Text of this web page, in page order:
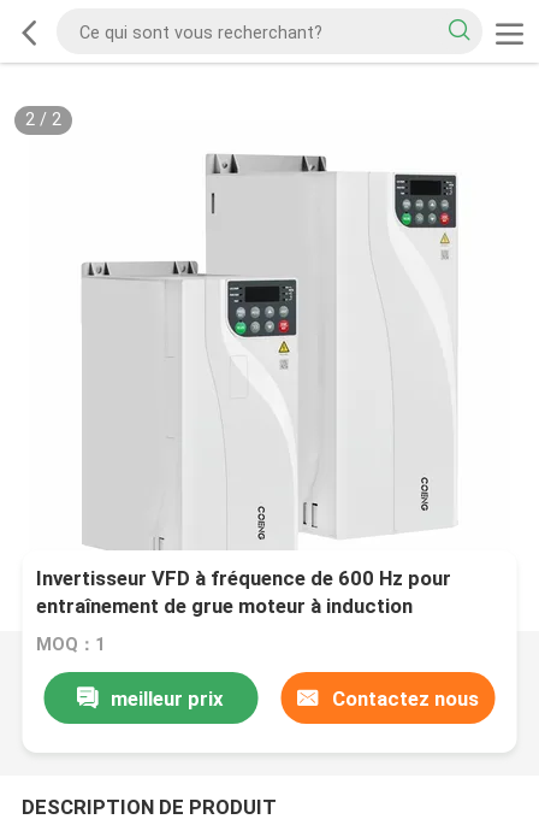
2/ 2
Invertisseur VFD à fréquence de 600 Hz pour
entraînement de grue moteur à induction
entraînement à fréquence variable
MOQ：1
meilleur prix Contactez nous
DESCRIPTION DE PRODUIT